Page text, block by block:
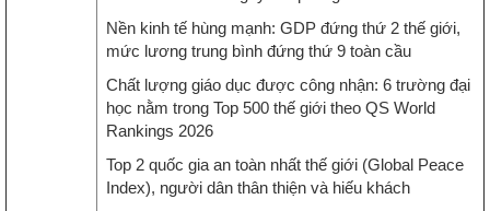
Nền kinh tế hùng mạnh: GDP đứng thứ 2 thế giới,
mức lương trung bình đứng thứ 9 toàn cầu
Chất lượng giáo dục được công nhận: 6 trường đại
học nằm trong Top 500 thế giới theo QS World
Rankings 2026
Top 2 quốc gia an toàn nhất thế giới (Global Peace
Index), người dân thân thiện và hiếu khách